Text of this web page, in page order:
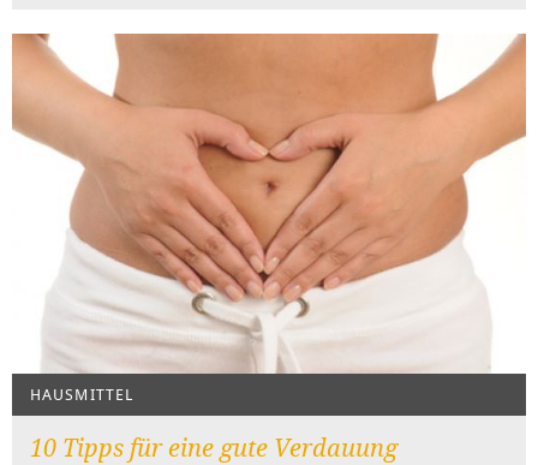
HAUSMITTEL
10 Tipps für eine gute Verdauung